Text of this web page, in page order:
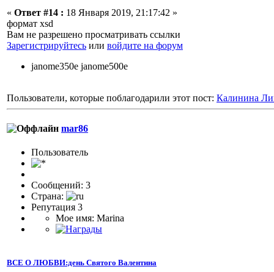
« Ответ #14 : 18 Января 2019, 21:17:42 »
формат xsd
Вам не разрешено просматривать ссылки
Зарегистрируйтесь или войдите на форум
janome350e janome500e
Пользователи, которые поблагодарили этот пост: Калинина
mar86
Пользователь
Сообщений: 3
Страна:
Репутация 3
Мое имя: Marina
ВСЕ О ЛЮБВИ:день Святого Валентина